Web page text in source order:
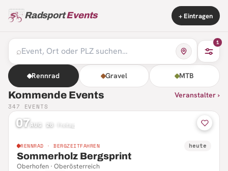
RadsportEvents + Eintragen
⌕
1
Rennrad Gravel MTB
Kommende Events Veranstalter ›
347 EVENTS
07AUG 26 Freitag
RENNRAD · BERGZEITFAHREN heute
Sommerholz Bergsprint
Oberhofen · Oberösterreich